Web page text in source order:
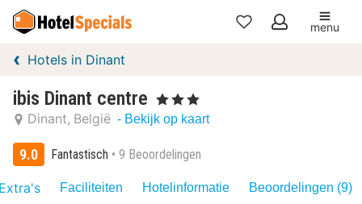
Mijn
menu
Hotels in Dinant
ibis Dinant centre , 3 Sterren
Dinant België - Bekijk op kaart
9.0 Fantastisch 9 Beoordelingen
Faciliteiten Hotelinformatie Beoordelingen (9)